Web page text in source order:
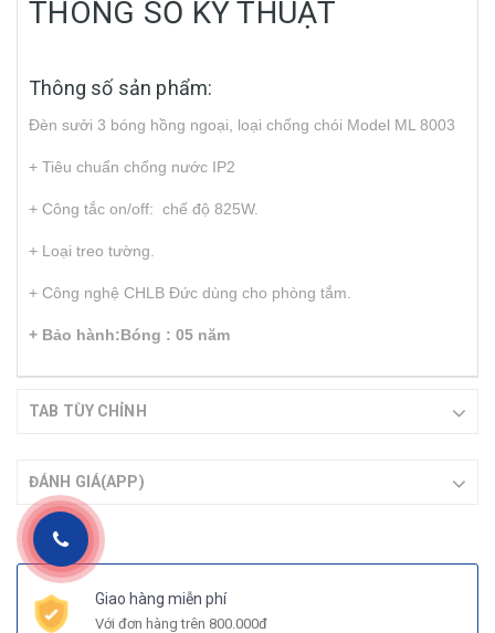
THÔNG SỐ KỸ THUẬT
Thông số sản phẩm:
Đèn sưởi 3 bóng hồng ngoại, loại chống chói Model ML 8003
+ Tiêu chuẩn chống nước IP2
+ Công tắc on/off: chế độ 825W.
+ Loại treo tường.
+ Công nghệ CHLB Đức dùng cho phòng tắm.
+ Bảo hành:Bóng : 05 năm
TAB TÙY CHỈNH
ĐÁNH GIÁ(APP)
Giao hàng miễn phí
Với đơn hàng trên 800.000đ